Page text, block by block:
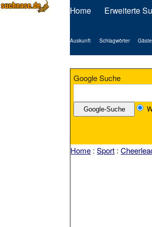
Home Erweiterte
Auskunft Schlagwörter
Google Suche
Home :Sport :